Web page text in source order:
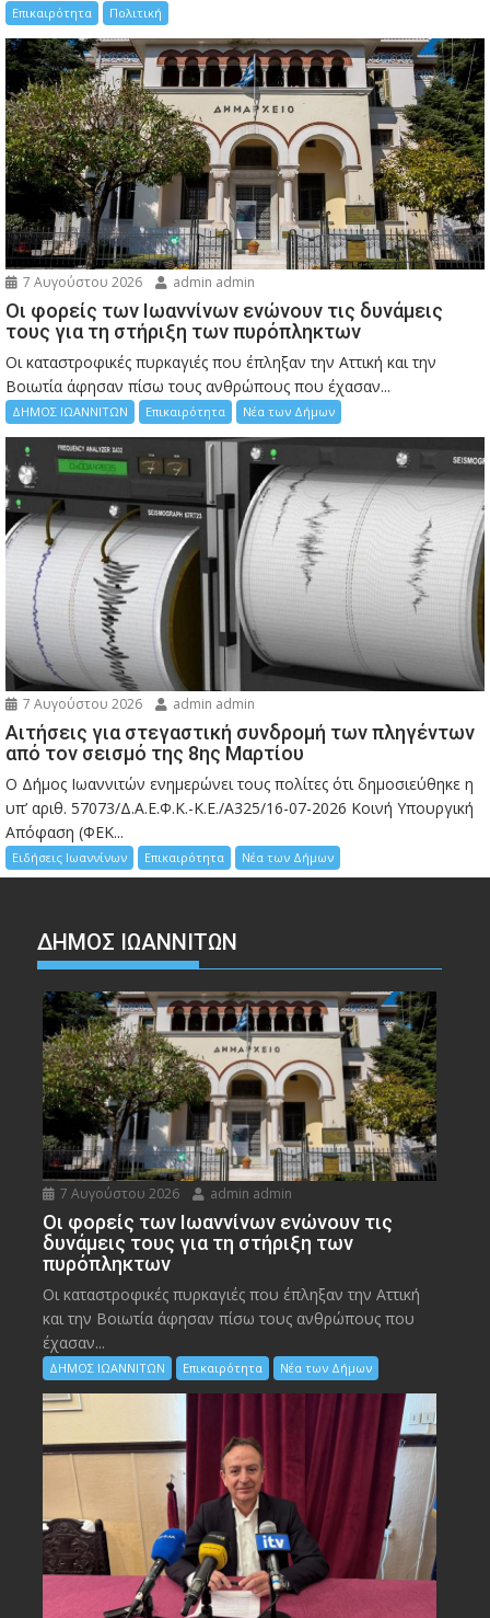
Επικαιρότητα Πολιτική
7 Αυγούστου 2026 admin admin
Οι φορείς των Ιωαννίνων ενώνουν τις δυνάμεις
τους για τη στήριξη των πυρόπληκτων
Οι καταστροφικές πυρκαγιές που έπληξαν την Αττική και την
Bοιωτία άφησαν πίσω τους ανθρώπους που έχασαν...
ΔΗΜΟΣ ΙΩΑΝΝΙΤΩΝ Επικαιρότητα Νέα των Δήμων
7 Αυγούστου 2026 admin admin
Αιτήσεις για στεγαστική συνδρομή των πληγέντων
από τον σεισμό της 8ης Μαρτίου
Ο Δήμος Ιωαννιτών ενημερώνει τους πολίτες ότι δημοσιεύθηκε η
υπ’ αριθ. 57073/Δ.Α.Ε.Φ.Κ.-Κ.Ε./Α325/16-07-2026 Κοινή Υπουργική
Απόφαση (ΦΕΚ...
Ειδήσεις Ιωαννίνων Επικαιρότητα Νέα των Δήμων
ΔΗΜΟΣ ΙΩΑΝΝΙΤΩΝ
7 Αυγούστου 2026 admin admin
Οι φορείς των Ιωαννίνων ενώνουν τις
δυνάμεις τους για τη στήριξη των
πυρόπληκτων
Οι καταστροφικές πυρκαγιές που έπληξαν την Αττική
και την Bοιωτία άφησαν πίσω τους ανθρώπους που
έχασαν...
ΔΗΜΟΣ ΙΩΑΝΝΙΤΩΝ Επικαιρότητα Νέα των Δήμων